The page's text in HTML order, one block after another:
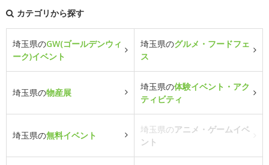
カテゴリから探す
埼玉県のGW(ゴールデンウィ
ーク)イベント
埼玉県のグルメ・フードフェ
ス
埼玉県の物産展
埼玉県の体験イベント・アク
ティビティ
埼玉県の無料イベント
埼玉県のアニメ・ゲームイベ
ント